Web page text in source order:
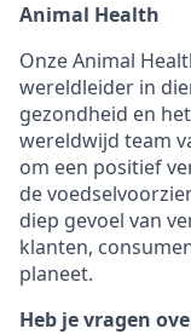
Animal Health
Onze Animal
wereldleider in
gezondheid en
wereldwijd team
om een positief
de
diep gevoel van
klanten,
planeet.
Heb je vragen